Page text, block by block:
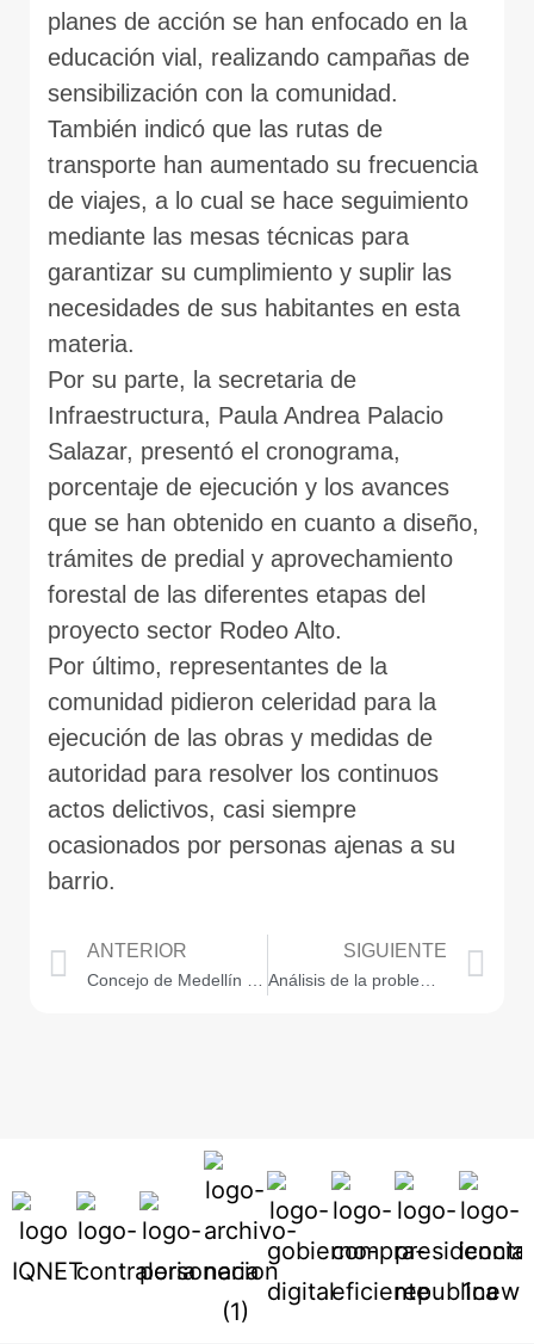
planes de acción se han enfocado en la
educación vial, realizando campañas de
sensibilización con la comunidad.
También indicó que las rutas de
transporte han aumentado su frecuencia
de viajes, a lo cual se hace seguimiento
mediante las mesas técnicas para
garantizar su cumplimiento y suplir las
necesidades de sus habitantes en esta
materia.
Por su parte, la secretaria de
Infraestructura, Paula Andrea Palacio
Salazar, presentó el cronograma,
porcentaje de ejecución y los avances
que se han obtenido en cuanto a diseño,
trámites de predial y aprovechamiento
forestal de las diferentes etapas del
proyecto sector Rodeo Alto.
Por último, representantes de la
comunidad pidieron celeridad para la
ejecución de las obras y medidas de
autoridad para resolver los continuos
actos delictivos, casi siempre
ocasionados por personas ajenas a su
barrio.
ANTERIOR
Concejo de Medellín y de Bogotá D.C. firman Memorando de entendimiento
SIGUIENTE
Análisis de la problemática social en el centro de la ciudad – recorrido nocturno por el sector